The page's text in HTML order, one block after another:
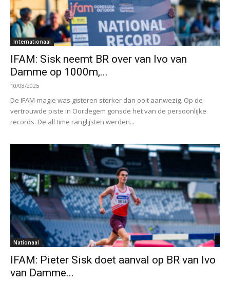
Internationaal
IFAM: Sisk neemt BR over van Ivo van
Damme op 1000m,...
10/08/2025
De IFAM-magie was gisteren sterker dan ooit aanwezig. Op de
vertrouwde piste in Oordegem gonsde het van de persoonlijke
records. De all time ranglijsten werden...
Nationaal
IFAM: Pieter Sisk doet aanval op BR van Ivo
van Damme...